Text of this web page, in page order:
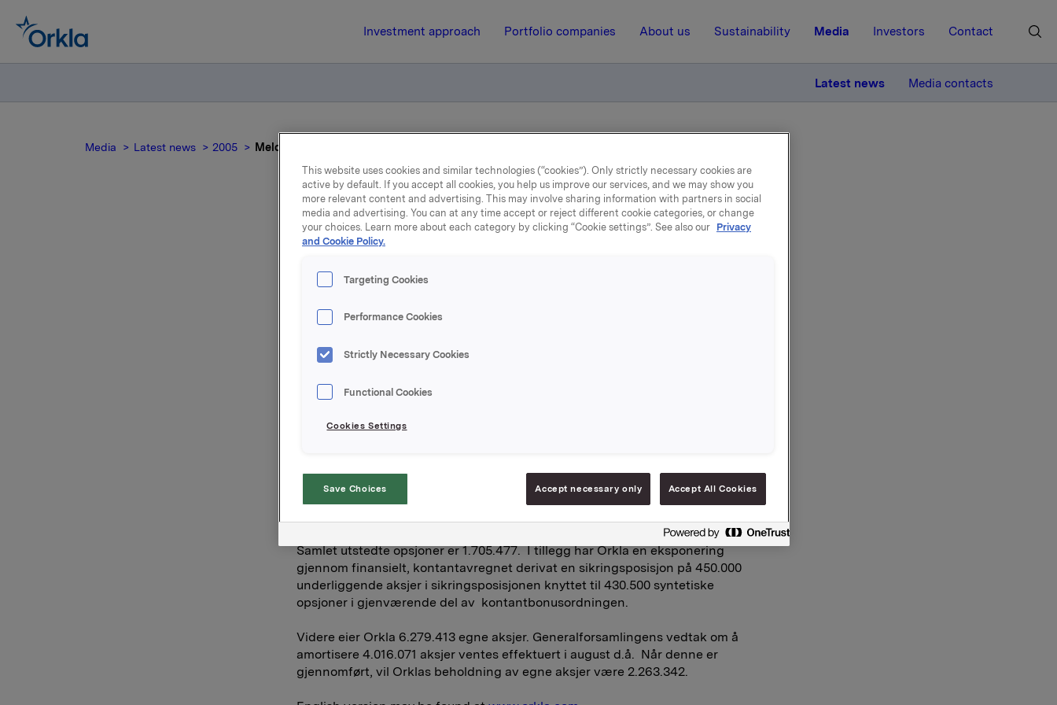
Investment approach Portfolio companies About us Sustainability Media Investors Contact
Latest news Media contacts
Media Latest news 2005 Meldepliktig handel - Dag J. Opedal
2 June 2005, 10:54 | Regulatory information
Meldepliktig handel - Dag J.
Strikekursen er NOK 242. Disse opsjonene kan utøves i perioden fra
og utløper 28. februar 2011.
opsjoner (hans tidligere avtale var 30.000) henholdsvis om et år og to år med
Hvis i uoppsagt stilling; tildeling i 2006: 50.000 og tildeling i 2007: 50.000.
Samlet utstedte opsjoner er 1.705.477. I tillegg har Orkla en eksponering
gjennom finansielt, kontantavregnet derivat en sikringsposisjon på 450.000
underliggende aksjer i sikringsposisjonen knyttet til 430.500 syntetiske
opsjoner i gjenværende del av kontantbonusordningen.
Videre eier Orkla 6.279.413 egne aksjer. General­forsamlingens vedtak om å
amortisere 4.016.071 aksjer ventes effektuert i august d.å. Når denne er
gjennomført, vil Orklas beholdning av egne aksjer være 2.263.342.
This website uses cookies and similar technologies (“cookies”). Only strictly necessary cookies are
active by default. If you accept all cookies, you help us improve our services, and we may show you
more relevant content and advertising. This may involve sharing information with partners in social
media and advertising. You can at any time accept or reject different cookie categories, or change
your choices. Learn more about each category by clicking “Cookie settings”. See also our Privacy
and Cookie Policy.
Targeting Cookies
Performance Cookies
Strictly Necessary Cookies
Functional Cookies
Cookies Settings
Save Choices Accept necessary only Accept All Cookies